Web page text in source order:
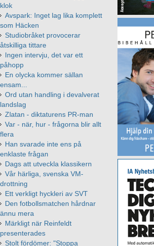
klok
Avspark: Inget lag lika komplett
som Häcken
Studiobråket provocerar
åtskilliga tittare
Ingen intervju, det var ett
påhopp
En olycka kommer sällan
ensam...
Ord utan handling i devalverat
landslag
Zlatan - diktaturens PR-man
Var - när, hur - frågorna blir allt
flera
Han svarade inte ens på
enklaste frågan
Dags att utveckla klassikern
Vår härliga, svenska VM-
drottning
Ett verkligt hyckleri av SVT
Den fotbollsmatchen hårdnar
ännu mera
Märkligt när Reinfeldt
presenterades
Stolt fördömer: "Stoppa